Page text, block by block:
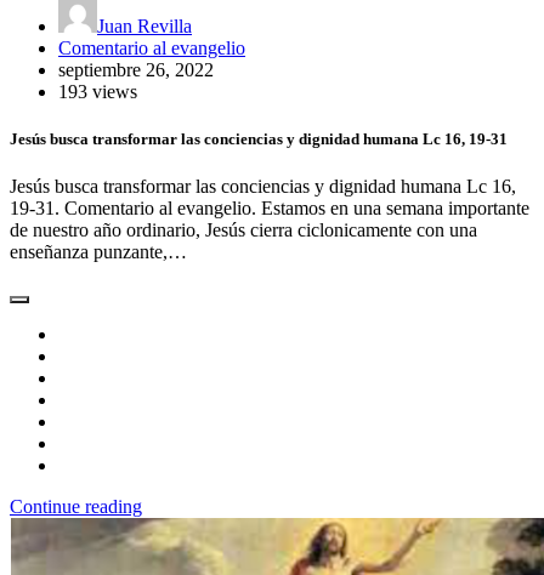
Juan Revilla
Comentario al evangelio
septiembre 26, 2022
193 views
Jesús busca transformar las conciencias y dignidad humana Lc 16, 19-31
Jesús busca transformar las conciencias y dignidad humana Lc 16,
19-31. Comentario al evangelio. Estamos en una semana importante
de nuestro año ordinario, Jesús cierra ciclonicamente con una
enseñanza punzante,…
Continue reading